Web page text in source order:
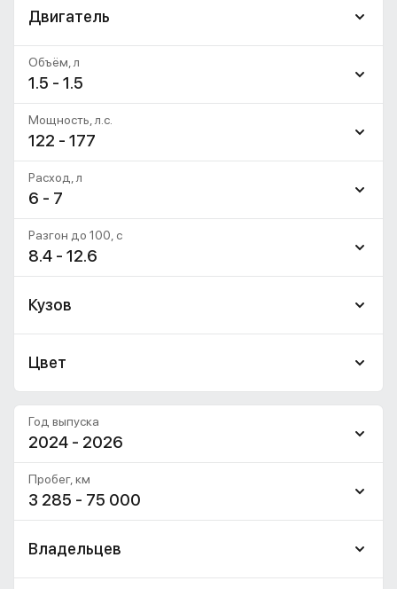
Двигатель
1.5 - 1.5
Объём, л
122 - 177
Мощность, л.с.
6 - 7
Расход, л
8.4 - 12.6
Разгон до 100, c
Кузов
Цвет
2024 - 2026
Год выпуска
3 285 - 75 000
Пробег, км
Владельцев